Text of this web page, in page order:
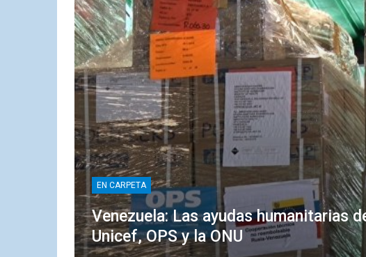
EN CARPETA
Venezuela: Las ayudas humanitarias
Unicef, OPS y la ONU